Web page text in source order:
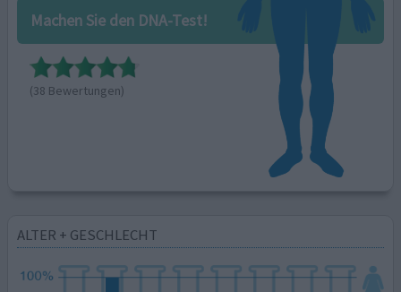
Machen Sie den DNA-Test!
(38 Bewertungen)
ALTER + GESCHLECHT